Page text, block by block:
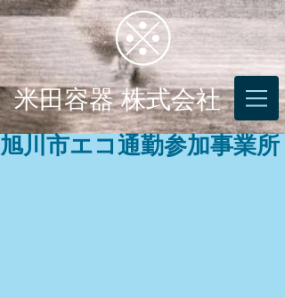
米田容器 株式会社
旭川市エコ通勤参加事業所